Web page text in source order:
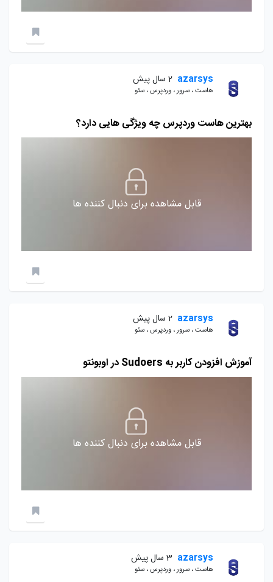
azarsys 2 سال پیش
هاست ، سرور ، وردپرس ، سئو
بهترین هاست وردپرس چه ویژگی هایی دارد؟
قابل مشاهده برای دنبال کننده ها
azarsys 2 سال پیش
هاست ، سرور ، وردپرس ، سئو
آموزش افزودن کاربر به Sudoers در اوبونتو
قابل مشاهده برای دنبال کننده ها
azarsys 3 سال پیش
هاست ، سرور ، وردپرس ، سئو